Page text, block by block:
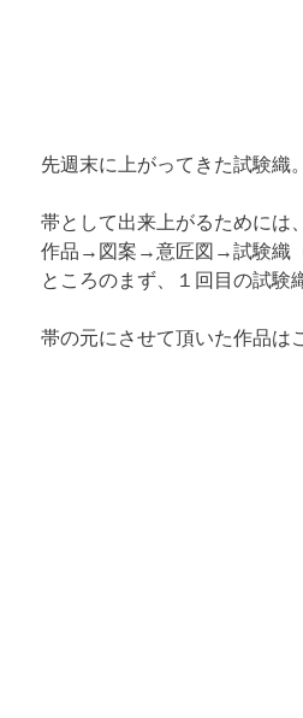
先週末に上がってきた試験織。
帯として出来上がるためには、
作品→図案→意匠図→試験織
ところのまず、１回目の試験
帯の元にさせて頂いた作品は